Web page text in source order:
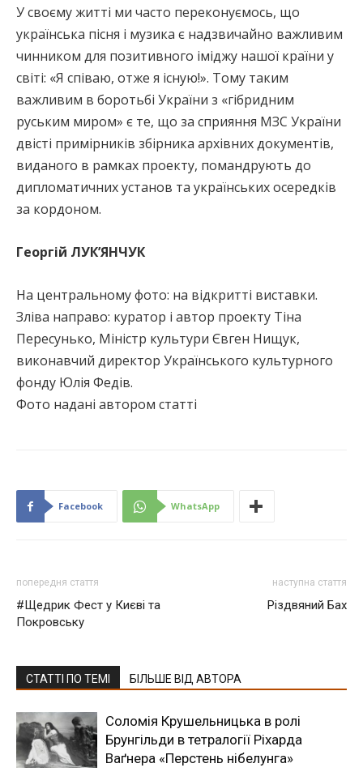
У своєму житті ми часто переконуємось, що
українська пісня і музика є надзвичайно важливим
чинником для позитивного іміджу нашої країни у
світі: «Я співаю, отже я існую!». Тому таким
важливим в боротьбі України з «гібридним
руським миром» є те, що за сприяння МЗС України
двісті примірників збірника архівних документів,
виданого в рамках проекту, помандрують до
дипломатичних установ та українських осередків
за кордоном.
Георгій ЛУК’ЯНЧУК
На центральному фото: на відкритті виставки.
Зліва направо: куратор і автор проекту Тіна
Пересунько, Міністр культури Євген Нищук,
виконавчий директор Українського культурного
фонду Юлія Федів.
Фото надані автором статті
Facebook WhatsApp
попередня стаття
#Щедрик Фест у Києві та
Покровську
наступна стаття
Різдвяний Бах
СТАТТІ ПО ТЕМІ БІЛЬШЕ ВІД АВТОРА
Соломія Крушельницька в ролі
Брунгільди в тетралогії Ріхарда
Ваґнера «Перстень нібелунга»